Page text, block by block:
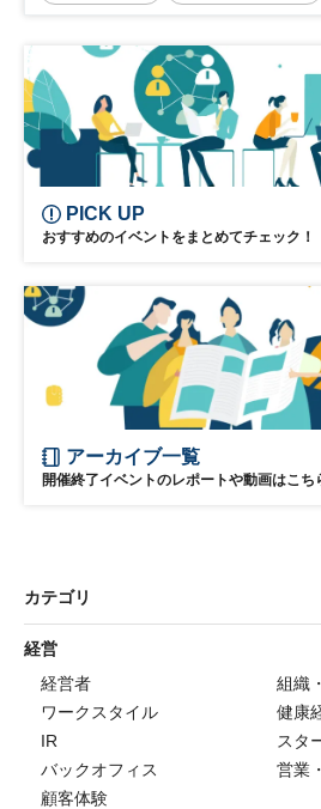
PICK UP
おすすめのイベントをまとめてチェック！
アーカイブ一覧
開催終了イベントのレポートや動画はこち
カテゴリ
経営
経営者
組織
ワークスタイル
健康
IR
スタ
バックオフィス
営業
顧客体験